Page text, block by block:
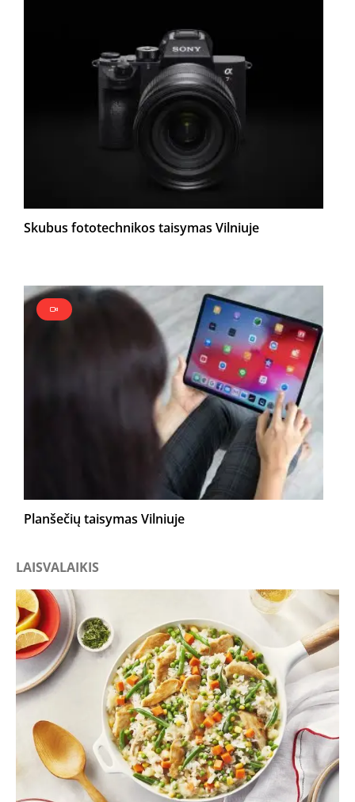
Skubus fototechnikos taisymas Vilniuje
Planšečių taisymas Vilniuje
LAISVALAIKIS